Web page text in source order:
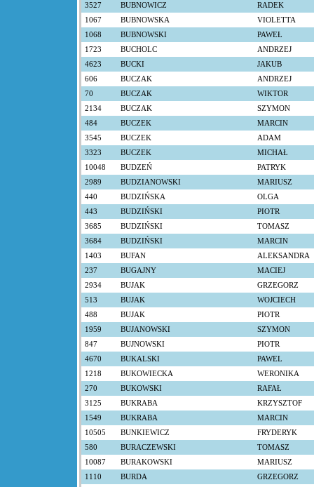
3527 BUBNOWICZ
RADEK
1067
BUBNOWSKA
VIOLETTA
1068
BUBNOWSKI
PAWEŁ
1723
BUCHOLC
ANDRZEJ
4623
BUCKI
JAKUB
606
BUCZAK
ANDRZEJ
70
BUCZAK
WIKTOR
2134
BUCZAK
SZYMON
484
BUCZEK
MARCIN
3545
BUCZEK
ADAM
3323
BUCZEK
MICHAŁ
10048
BUDZEŃ
PATRYK
2989
BUDZIANOWSKI
MARIUSZ
440
BUDZIŃSKA
OLGA
443
BUDZIŃSKI
PIOTR
3685
BUDZIŃSKI
TOMASZ
3684
BUDZIŃSKI
MARCIN
1403
BUFAN
ALEKSANDRA
237
BUGAJNY
MACIEJ
2934
BUJAK
GRZEGORZ
513
BUJAK
WOJCIECH
488
BUJAK
PIOTR
1959
BUJANOWSKI
SZYMON
847
BUJNOWSKI
PIOTR
4670
BUKALSKI
PAWEL
1218
BUKOWIECKA
WERONIKA
270
BUKOWSKI
RAFAŁ
3125
BUKRABA
KRZYSZTOF
1549
BUKRABA
MARCIN
10505
BUNKIEWICZ
FRYDERYK
580
BURACZEWSKI
TOMASZ
10087
BURAKOWSKI
MARIUSZ
1110
BURDA
GRZEGORZ